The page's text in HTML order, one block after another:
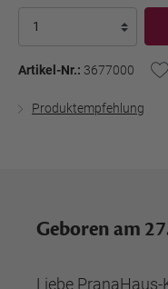
Artikel-Nr.: 3677000
Produktempfehlung
Geboren am
Liebe